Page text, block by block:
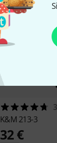
K&M 213-3
32 €